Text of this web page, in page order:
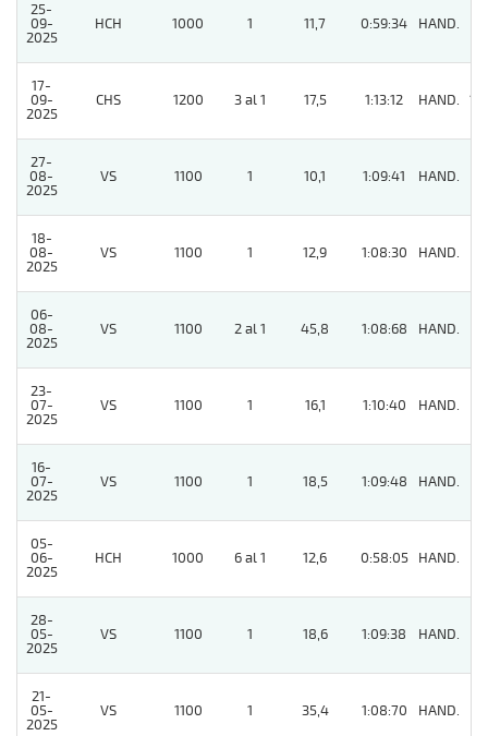
25-
09-
2025
HCH 1000 1 11,7 0:59:34 HAND.
17-
09-
2025
CHS 1200 3 al 1 17,5 1:13:12 HAND. 13
27-
08-
2025
VS 1100 1 10,1 1:09:41 HAND.
18-
08-
2025
VS 1100 1 12,9 1:08:30 HAND.
06-
08-
2025
VS 1100 2 al 1 45,8 1:08:68 HAND.
23-
07-
2025
VS 1100 1 16,1 1:10:40 HAND.
16-
07-
2025
VS 1100 1 18,5 1:09:48 HAND.
05-
06-
2025
HCH 1000 6 al 1 12,6 0:58:05 HAND.
28-
05-
2025
VS 1100 1 18,6 1:09:38 HAND.
21-
05-
2025
VS 1100 1 35,4 1:08:70 HAND.